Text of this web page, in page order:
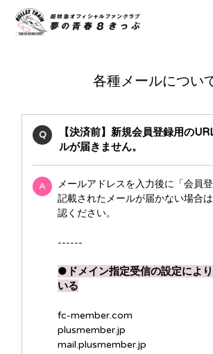
各種メールについ
Q
【決済前】新規会員登録用の
ルが届きません。
A
メールアドレスを入力後に「会員
記載されたメールが届かない場合
認ください。
------
●ドメイン指定受信の設定によ
いる
fc-member.com
plusmember.jp
mail.plusmember.jp